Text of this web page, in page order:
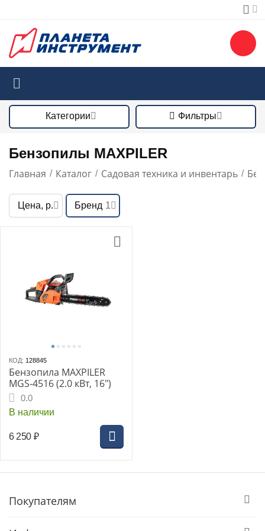
Категории Фильтры
Бензопилы MAXPILER
Главная / Каталог / Садовая техника и инвентарь /
Цена, р. Бренд 1
КОД: 128845
Бензопила MAXPILER
MGS-4516 (2.0 кВт, 16")
0.0
В наличии
6 250 ₽
Покупателям